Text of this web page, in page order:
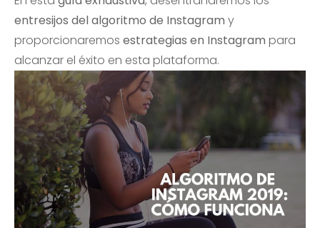
entresijos del algoritmo de Instagram y
proporcionaremos estrategias en Instagram para
alcanzar el éxito en esta plataforma.